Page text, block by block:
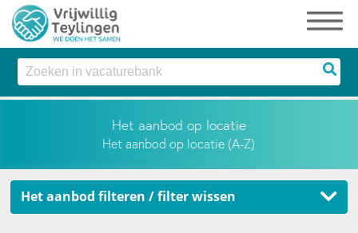
Het aanbod op locatie
Het aanbod op locatie (A-Z)
Het aanbod filteren / filter wissen